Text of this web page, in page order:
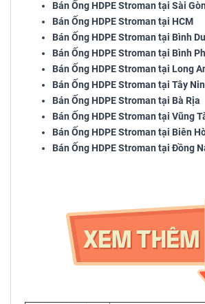
Bán Ống HDPE Stroman tại Sài Gòn
Bán Ống HDPE Stroman tại HCM
Bán Ống HDPE Stroman tại Bình
Bán Ống HDPE Stroman tại Bình
Bán Ống HDPE Stroman tại Long
Bán Ống HDPE Stroman tại Tây
Bán Ống HDPE Stroman tại Bà Rịa
Bán Ống HDPE Stroman tại Vũng
Bán Ống HDPE Stroman tại Biên
Bán Ống HDPE Stroman tại Đồng